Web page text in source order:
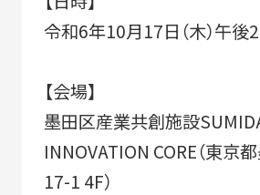
デザイナー
クラウドファンディング
令和6年10月17日（木）午
【会場】
墨田区産業共創施設
INNOVATION CORE（東京
17-1 4F）